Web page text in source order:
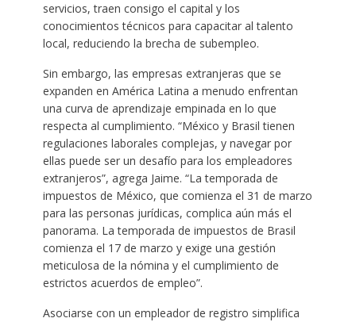
servicios, traen consigo el capital y los
conocimientos técnicos para capacitar al talento
local, reduciendo la brecha de subempleo.
Sin embargo, las empresas extranjeras que se
expanden en América Latina a menudo enfrentan
una curva de aprendizaje empinada en lo que
respecta al cumplimiento. “México y Brasil tienen
regulaciones laborales complejas, y navegar por
ellas puede ser un desafío para los empleadores
extranjeros”, agrega Jaime. “La temporada de
impuestos de México, que comienza el 31 de marzo
para las personas jurídicas, complica aún más el
panorama. La temporada de impuestos de Brasil
comienza el 17 de marzo y exige una gestión
meticulosa de la nómina y el cumplimiento de
estrictos acuerdos de empleo”.
Asociarse con un empleador de registro simplifica